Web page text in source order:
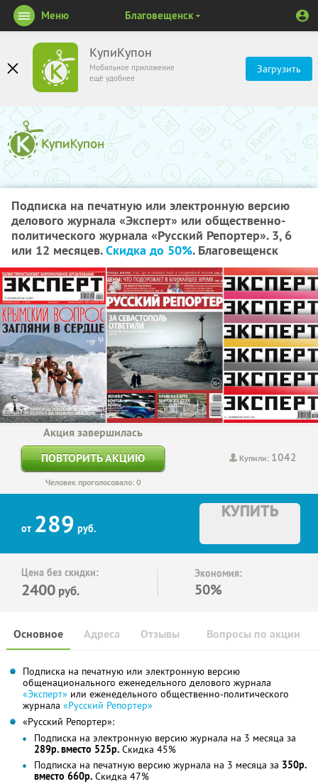
КупиКупон
Мобильное приложение
ещё удобнее
Загрузить
Меню Благовещенск
Подписка на печатную или электронную версию
делового журнала «Эксперт» или общественно-
политического журнала «Русский Репортер». 3, 6
или 12 месяцев.Скидка до 50%. Благовещенск
Купили: 1042
Акция завершилась
ПОВТОРИТЬ АКЦИЮ
Человек проголосовало: 0
от 289 руб.
КУПИТЬ
Цена без скидки:
2400 руб.
Экономия:
50%
Основное Отзывы Вопросы по акции
Адреса
Подписка на печатную или электронную версию
общенационального еженедельного делового журнала
«Эксперт» или еженедельного общественно-политического
журнала «Русский Репортер»
«Русский Репортер»:
Подписка на электронную версию журнала на 3 месяца за
289р. вместо 525р. Скидка 45%
Подписка на печатную версию журнала на 3 месяца за 350р.
вместо 660р. Скидка 47%